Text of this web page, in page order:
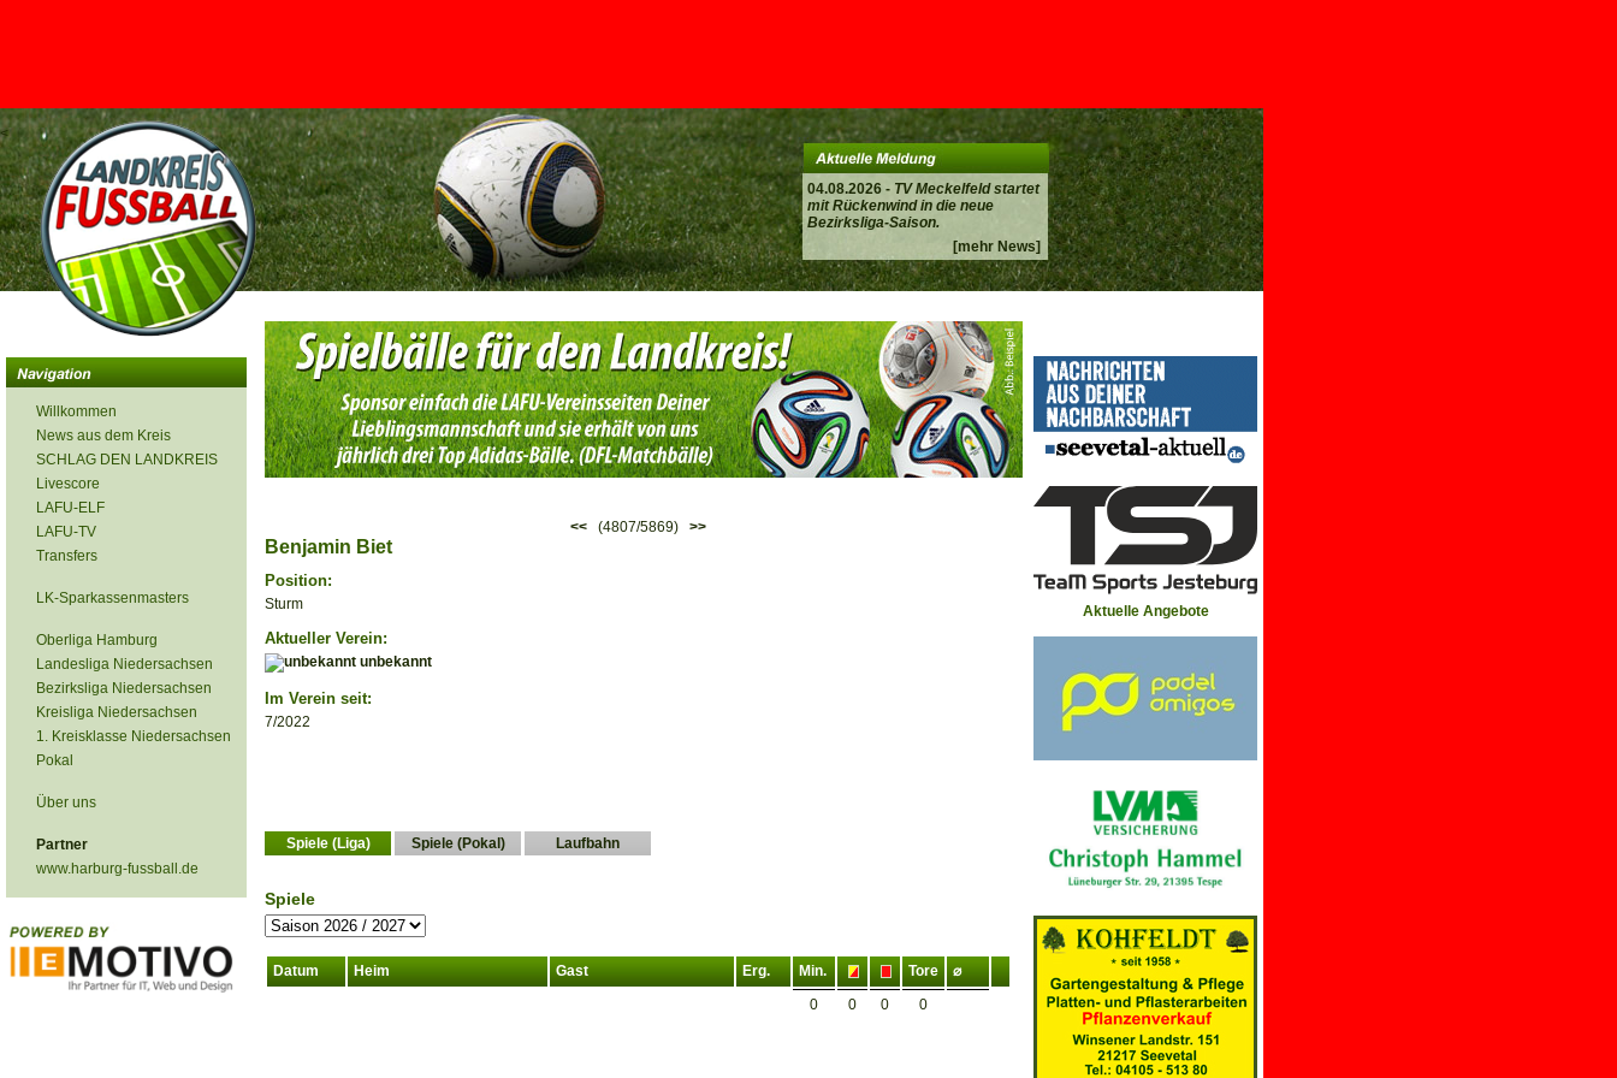
04.08.2026 - TV Meckelfeld startet
mit Rückenwind in die neue
Bezirksliga-Saison.
[mehr News]
<
Willkommen
News aus dem Kreis
SCHLAG DEN LANDKREIS
Livescore
LAFU-ELF
LAFU-TV
Transfers
LK-Sparkassenmasters
Oberliga Hamburg
Landesliga Niedersachsen
Bezirksliga Niedersachsen
Kreisliga Niedersachsen
1. Kreisklasse Niedersachsen
Pokal
Über uns
Partner
www.harburg-fussball.de
<< (4807/5869) >>
Benjamin Biet
Position:
Sturm
Aktueller Verein:
unbekannt
Im Verein seit:
7/2022
Spiele (Liga) Spiele (Pokal) Laufbahn
Spiele
Datum Heim Gast Erg. Min. Tore
⌀
0
0 0 0
Aktuelle Angebote